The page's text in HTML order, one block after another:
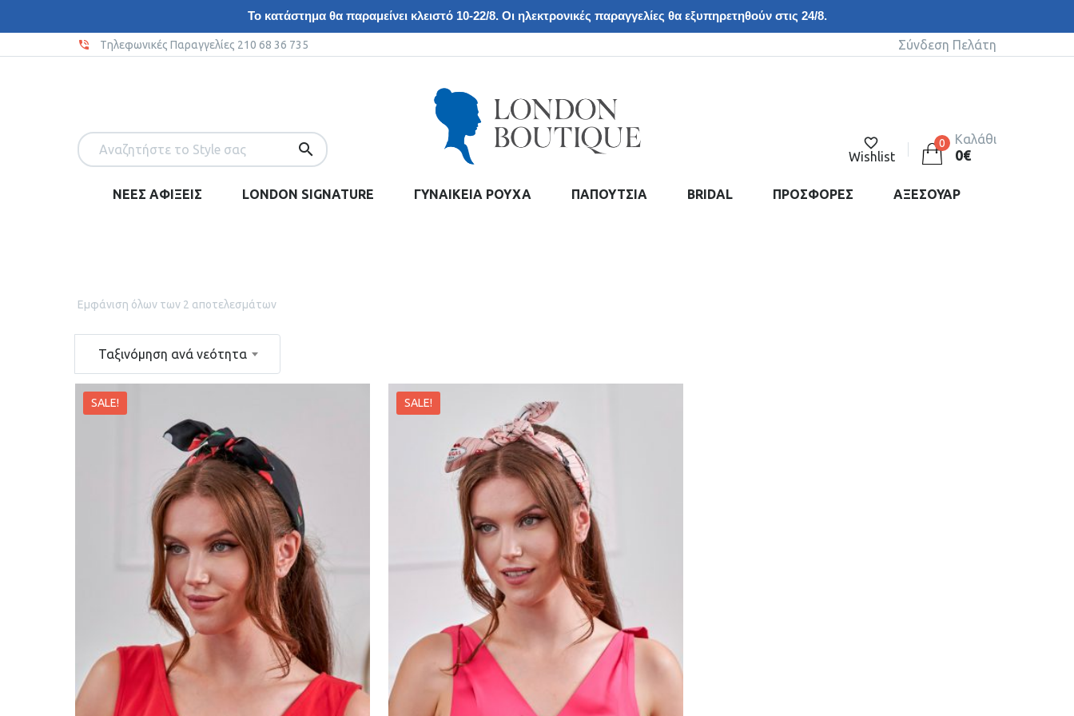
Το κατάστημα θα παραμείνει κλειστό 10-22/8. Οι ηλεκτρονικές παραγγελίες θα εξυπηρετηθούν στις 24/8.
Tηλεφωνικές Παραγγελίες 210 68 36 735 Σύνδεση Πελάτη
Wishlist
0 Καλάθι
0€
ΝΕΕΣ ΑΦΙΞΕΙΣ LONDON SIGNATURE ΓΥΝΑΙΚΕΙΑ ΡΟΥΧΑ ΠΑΠΟΥΤΣΙΑ BRIDAL ΠΡΟΣΦΟΡΕΣ ΑΞΕΣΟΥΑΡ
Εμφάνιση όλων των 2 αποτελεσμάτων
Ταξινόμηση ανά νεότητα
SALE! SALE!